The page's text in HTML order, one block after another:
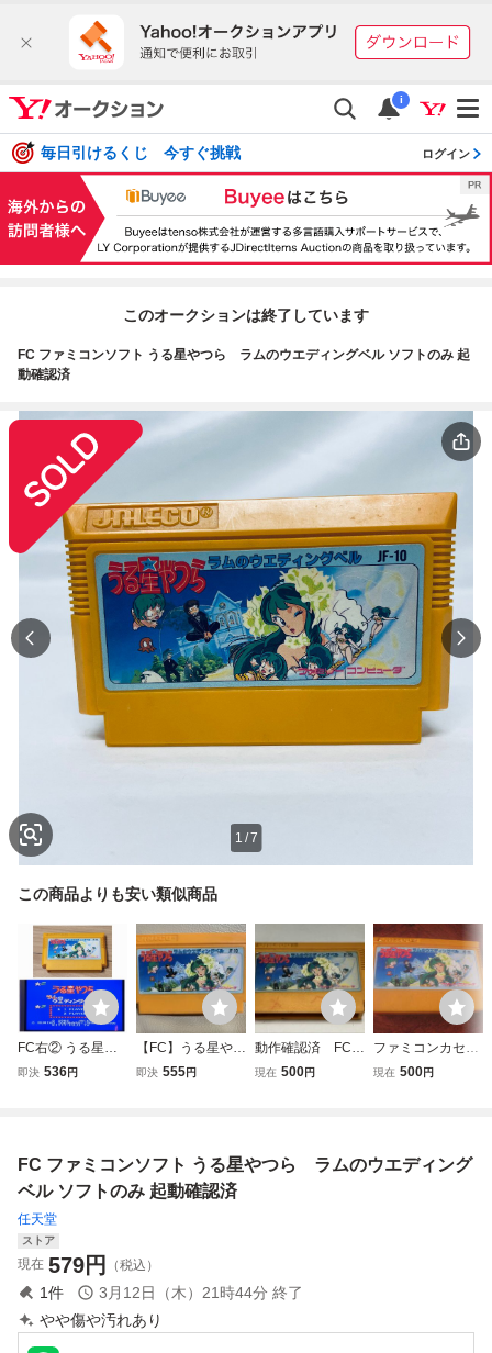
i
毎日引けるくじ 今すぐ挑戦 ログイン
このオークションは終了しています
FC ファミコンソフト うる星やつら ラムのウエディングベル ソフトのみ 起
動確認済
1 /7
この商品よりも安い類似商品
FC右② うる星や
つら ファミコン
即決 536円
【FC】うる星やつ
ら ラムのウエディ
即決 555円
動作確認済 FC
ファミコン ソフ
能 ネコポス（２
現在 500円
ファミコンカセッ
トのみ うる星やつ
現在 500円
FC ファミコンソフト うる星やつら ラムのウエディング
ベル ソフトのみ 起動確認済
任天堂
ストア
現在 579円 （税込）
1件 3月12日（木）21時44分 終了
やや傷や汚れあり